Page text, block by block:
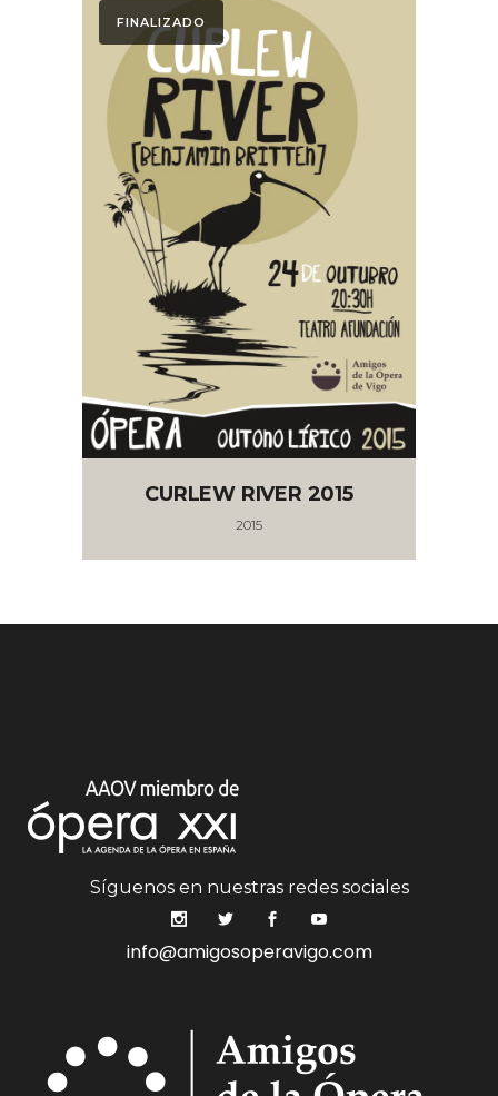
FINALIZADO
CURLEW RIVER 2015
2015
Síguenos en nuestras redes sociales
info@amigosoperavigo.com